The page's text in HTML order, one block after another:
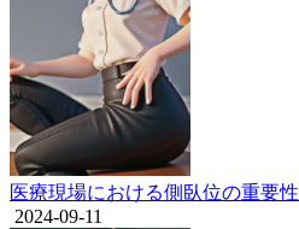
医療現場における側臥位の重要性
2024-09-11